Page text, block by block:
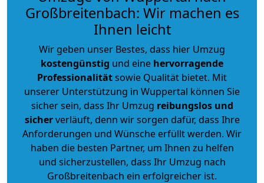
Großbreitenbach: Wir machen es
Ihnen leicht
Wir geben unser Bestes, dass hier Umzug
kostengünstig und eine hervorragende
Professionalitätsowie Qualität bietet. Mit
unserer Unterstützung in Wuppertal können Sie
sicher sein, dass Ihr Umzug reibungslos und
sicherverläuft, denn wir sorgen dafür, dass Ihre
Anforderungen und Wünsche erfüllt werden. Wir
haben die besten Partner, um Ihnen zu helfen
und sicherzustellen, dass Ihr Umzug nach
Großbreitenbach ein erfolgreicher ist.